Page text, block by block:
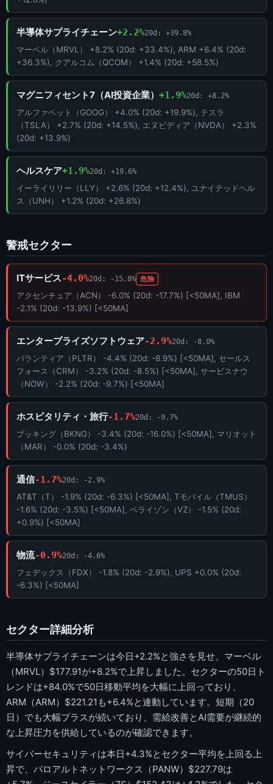
半導体サプライチェーン+2.2%20d: +39.8%
マーベル（MRVL） +8.2% (20d: +33.4%), ARM +6.4% (20d:
+36.3%), クアルコム（QCOM） +1.4% (20d: +58.5%)
マグニフィセント7（AI投資企業） +1.9%20d: +8.2%
アルファベット（GOOG） +4.0% (20d: +19.9%), テスラ
（TSLA） +2.7% (20d: +14.5%), エヌビディア（NVDA） +2.3%
(20d: +13.9%)
ヘルスケア+1.9%20d: +19.6%
イーライリリー（LLY） +2.6% (20d: +12.4%), ユナイテッドヘル
ス（UNH） +1.2% (20d: +26.8%)
警戒セクター
ITサービス-4.0%20d: -15.8% 危険
アクセンチュア（ACN） -6.0% (20d: -17.7%) [<50MA], IBM
-2.1% (20d: -13.9%) [<50MA]
エンタープライズソフトウェア-2.9%20d: -8.0%
パランティア（PLTR） -4.4% (20d: -8.9%) [<50MA], セールス
フォース（CRM） -3.2% (20d: -8.5%) [<50MA], サービスナウ
（NOW） -2.2% (20d: -9.7%) [<50MA]
ホスピタリティ・旅行-1.7%20d: -9.7%
ブッキング（BKNG） -3.4% (20d: -16.0%) [<50MA], マリオット
（MAR） -0.0% (20d: -3.4%)
通信-1.7%20d: -2.9%
AT&T（T） -1.9% (20d: -6.3%) [<50MA], Tモバイル（TMUS）
-1.6% (20d: -3.5%) [<50MA], ベライゾン（VZ） -1.5% (20d:
+0.9%) [<50MA]
物流-0.9%20d: -4.6%
フェデックス（FDX） -1.8% (20d: -2.9%), UPS +0.0% (20d:
-6.3%) [<50MA]
セクター詳細分析
半導体サプライチェーンは今日+2.2%と強さを見せ、マーベル
（MRVL）$177.91が+8.2%で上昇しました。セクターの50日ト
レンドは+84.0%で50日移動平均を大幅に上回っており、
ARM（ARM）$221.21も+6.4%と連動しています。短期（20
日）でも大幅プラスが続いており、需給改善とAI需要が継続的
な上昇圧力を供給しているのが確認できます。
サイバーセキュリティは本日+4.3%とセクター平均を上回る上
昇で、パロアルトネットワークス（PANW）$227.79は